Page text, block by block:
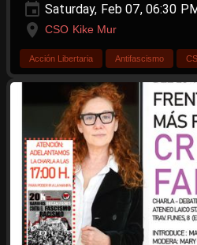
Saturday, Feb 07, 06:30
CSO Kike Mur
Acción Libertaria Antifascismo